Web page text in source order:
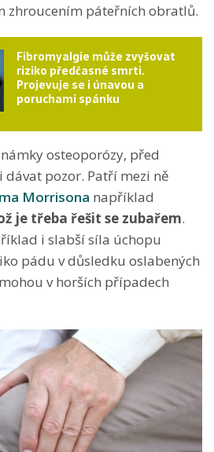
zhroucením páteřních obratlů.
Fibromyalgie může zvyšovat
riziko předčasné smrti.
Projevuje se i únavou a
poruchami spánku
osteoporózy, před
pozor. Patří mezi ně
Morrisona například
je třeba řešit se zubařem.
i slabší síla úchopu
pádu v důsledku oslabených
v horších případech